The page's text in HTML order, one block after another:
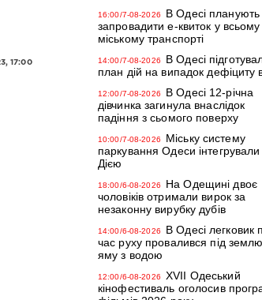
17:00
16:00/7-08-2026
В Одесі планують
запровадити е-квиток у всьому
міському транспорті
14:00/7-08-2026
В Одесі
план дій на випадок дефіциту
12:00/7-08-2026
В Одесі 12-річна
дівчинка загинула внаслідок
падіння з сьомого поверху
10:00/7-08-2026
Міську систему
паркування Одеси інтегрували
Дією
18:00/6-08-2026
На Одещині двоє
чоловіків отримали вирок за
незаконну вирубку дубів
14:00/6-08-2026
В Одесі легковик
час руху провалився під
яму з водою
12:00/6-08-2026
XVII Одеський
кінофестиваль оголосив